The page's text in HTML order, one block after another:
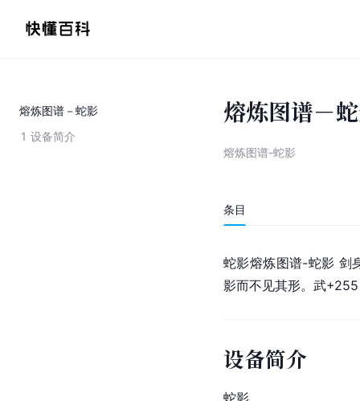
熔炼图谱－蛇影
1 设备简介
熔炼图谱－
熔炼图谱-蛇影
条目
蛇影熔炼图谱-蛇影 剑
影而不见其形。武
设备简介
蛇影